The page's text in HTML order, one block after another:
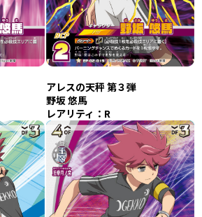
アレスの天秤 第３弾
野坂 悠馬
レアリティ：R